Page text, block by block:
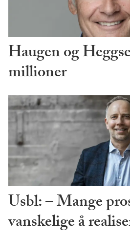
Haugen og
millioner
Usbl: – Mange
vanskelige å